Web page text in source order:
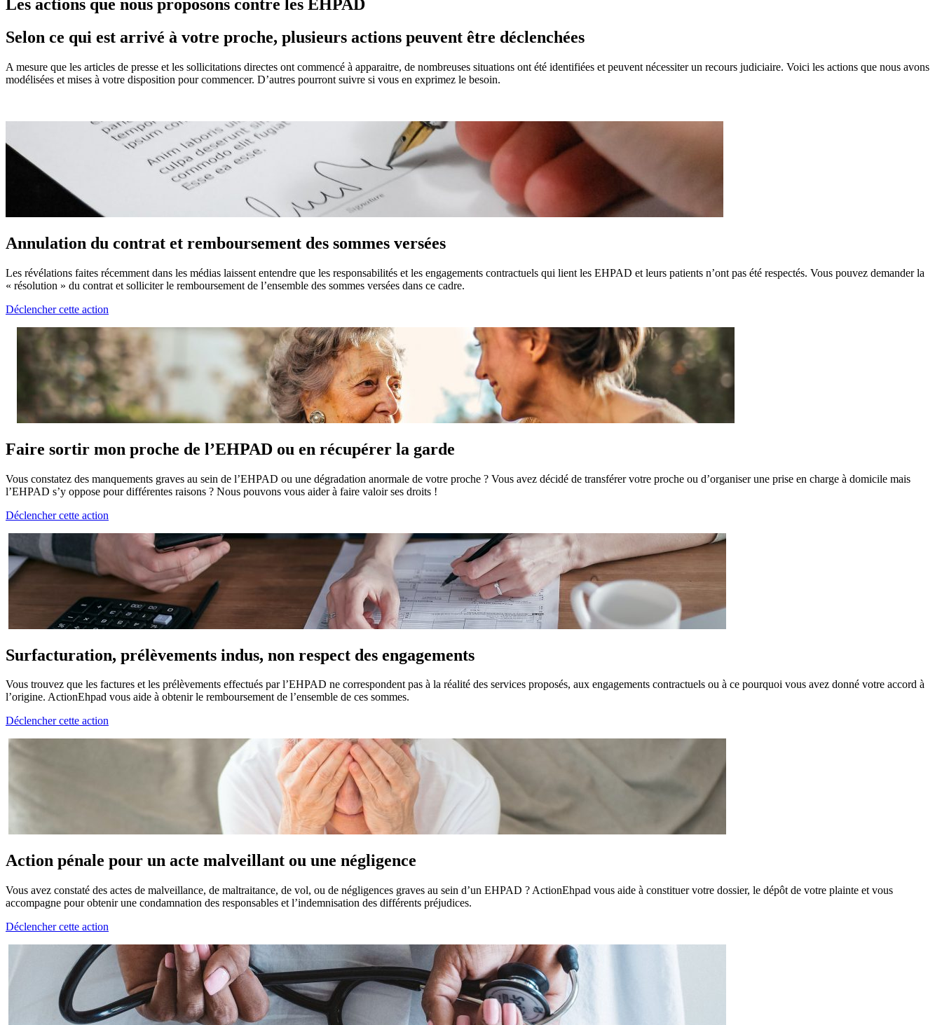
Les actions que nous proposons contre les EHPAD
Selon ce qui est arrivé à votre proche, plusieurs actions peuvent être déclenchées
A mesure que les articles de presse et les sollicitations directes ont commencé à apparaitre, de nombreuses situations ont été identifiées et peuvent nécessiter un recours judiciaire. Voici les actions que nous avons
modélisées et mises à votre disposition pour commencer. D’autres pourront suivre si vous en exprimez le besoin.
Annulation du contrat et remboursement des sommes versées
Les révélations faites récemment dans les médias laissent entendre que les responsabilités et les engagements contractuels qui lient les EHPAD et leurs patients n’ont pas été respectés. Vous pouvez demander la
« résolution » du contrat et solliciter le remboursement de l’ensemble des sommes versées dans ce cadre.
Déclencher cette action
Faire sortir mon proche de l’EHPAD ou en récupérer la garde
Vous constatez des manquements graves au sein de l’EHPAD ou une dégradation anormale de votre proche ? Vous avez décidé de transférer votre proche ou d’organiser une prise en charge à domicile mais
l’EHPAD s’y oppose pour différentes raisons ? Nous pouvons vous aider à faire valoir ses droits !
Déclencher cette action
Surfacturation, prélèvements indus, non respect des engagements
Vous trouvez que les factures et les prélèvements effectués par l’EHPAD ne correspondent pas à la réalité des services proposés, aux engagements contractuels ou à ce pourquoi vous avez donné votre accord à
l’origine. ActionEhpad vous aide à obtenir le remboursement de l’ensemble de ces sommes.
Déclencher cette action
Action pénale pour un acte malveillant ou une négligence
Vous avez constaté des actes de malveillance, de maltraitance, de vol, ou de négligences graves au sein d’un EHPAD ? ActionEhpad vous aide à constituer votre dossier, le dépôt de votre plainte et vous
accompagne pour obtenir une condamnation des responsables et l’indemnisation des différents préjudices.
Déclencher cette action